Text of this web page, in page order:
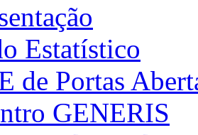
Estatístico
de Portas
GENERIS